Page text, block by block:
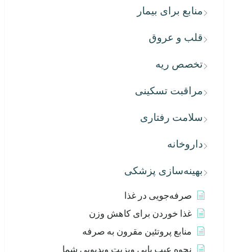
منابع برای بیمار
قلب و عروق
تخصص ریه
مراقبت تسکینی
سلامت رفتاری
داروخانه
بهینه‌سازی پزشکی
صرفه‌جویی در غذا
غذا خوردن برای کاهش وزن
منابع پروتئین مقرون به صرفه
نحوه عیب یابی ویزیت ویدیویی شما